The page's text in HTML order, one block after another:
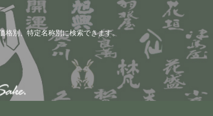
別、特定名称別に検索できます。